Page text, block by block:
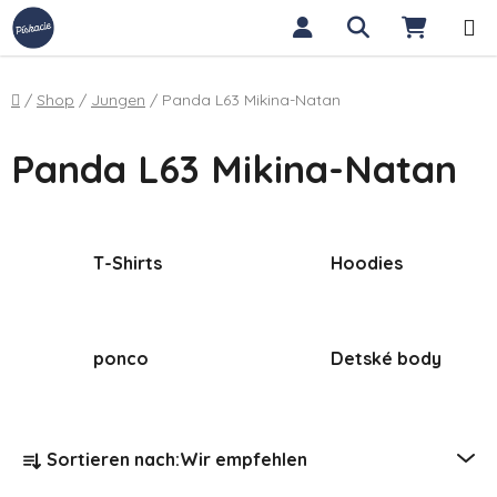
Zum Inhalt springen Suchen
Startseite
/ Shop / Jungen / Panda L63 Mikina-Natan
Panda L63 Mikina-Natan
T-Shirts Hoodies
ponco Detské body
Sortieren nach:Wir empfehlen